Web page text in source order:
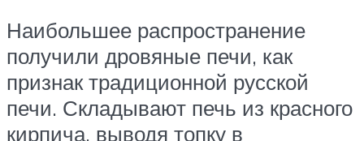
Наибольшее распространение
получили дровяные печи, как
признак традиционной русской
печи. Складывают печь из красного
кирпича, выводя топку в